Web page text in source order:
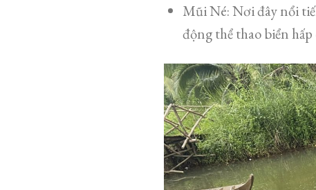
Mũi Né: Nơi đây nổi
động thể thao biển